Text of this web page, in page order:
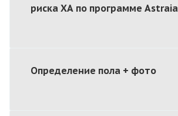
риска ХА по программе Astraia
Определение пола + фото